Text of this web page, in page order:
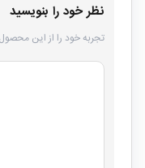
نظر خود را بنویسید
تجربه خود را از این